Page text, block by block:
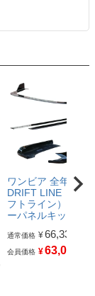
ワンビア 全年式 |
DRIFT LINE（ドリ
フトライン）アン
ーパネルキット
通常価格 ¥66,330
会員価格 ¥63,013